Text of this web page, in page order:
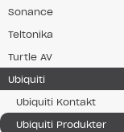
Sonance
Teltonika
Turtle AV
Ubiquiti
Ubiquiti Kontakt
Ubiquiti Produkter